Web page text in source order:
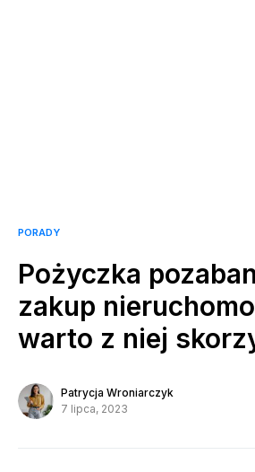
PORADY
Pożyczka
zakup
warto z niej
Patrycja Wroniarczyk
7 lipca, 2023